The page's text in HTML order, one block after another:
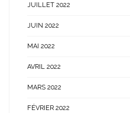
JUILLET 2022
JUIN 2022
MAI 2022
AVRIL 2022
MARS 2022
FÉVRIER 2022